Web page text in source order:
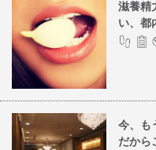
滋養精
い、都
今、も
だから